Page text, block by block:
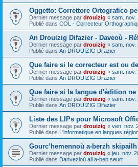
Oggetto: Correttore Ortografico
Dernier message par drouizig « sam. nov.
Publié dans COL - Correcteur
An Drouizig Difazier - Daveoù -
Dernier message par drouizig « sam. nov.
Publié dans An DROUIZIG Difazier
Que faire si le correcteur est ou
Dernier message par drouizig « sam. nov.
Publié dans An DROUIZIG Difazier
Que faire si la langue d'édition
Dernier message par drouizig « sam. nov.
Publié dans An DROUIZIG Difazier
Liste des LIPs pour Microsoft
Dernier message par drouizig « ven. nov.
Publié dans L'informatique en langues
Gourc’hemennoù a-berzh
Dernier message par drouizig « jeu. nov.
Publié dans Danvezioù all a-bep seurt